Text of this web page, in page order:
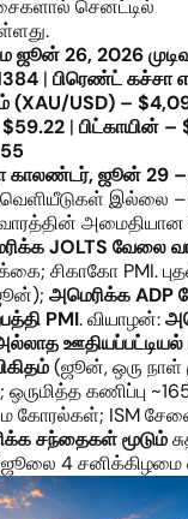
செனட்டில்
ஜூன் 26, 2026
| பிரெண்ட்
(XAU/USD) –
| பிட்காயின்
காலண்டர், ஜூன் 29
வெளியீடுகள் இல்லை –
வாரத்தின்
JOLTS வேலை
சிகாகோ PMI.
அமெரிக்க ADP
PMI. வியாழன்:
ஊதியப்பட்டியல்
(ஜூன், ஒரு நாள்
ஒருமித்த கணிப்பு
கோரல்கள்; ISM
சந்தைகள் மூடும்
4 சனிக்கிழமை